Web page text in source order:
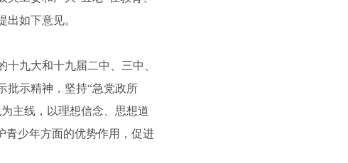
如下意见。
九大和十九届二中、三中、
批示精神，坚持“急党政所
主线，以理想信念、思想道
青少年方面的优势作用，促进